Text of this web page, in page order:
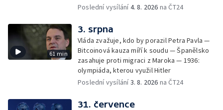
Poslední vysílání4. 8. 2026 na ČT24
61 min
3. srpna
Vláda zvažuje, kdo by porazil Petra Pavla —
Bitcoinová kauza míří k soudu — Španělsko
zasahuje proti migraci z Maroka — 1936:
olympiáda, kterou využil Hitler
Poslední vysílání3. 8. 2026 na ČT24
31. července